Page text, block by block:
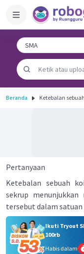
Beranda Ketebalan
Pertanyaan
Ketebalan sebuah
sekrup
tersebut dalam satuan
Ikuti Tryout
100rb
Habis dalam